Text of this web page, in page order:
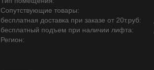
Сопутствующие товары:
бесплатная доставка при заказе от 20т.руб:
бесплатный подъем при наличии лифта:
Регион: